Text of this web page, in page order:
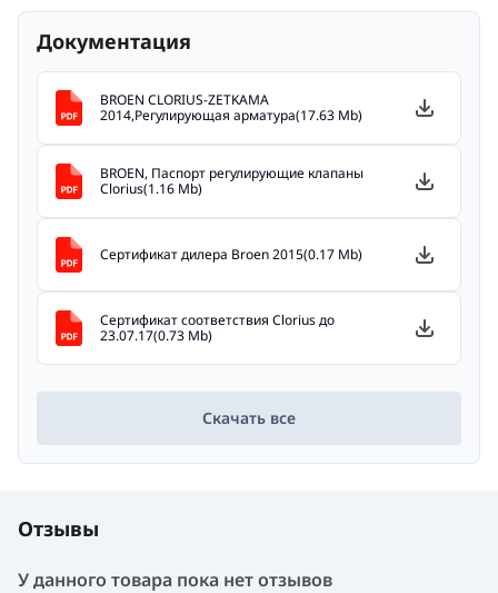
Документация
BROEN CLORIUS-ZETKAMA
2014,Регулирующая арматура(17.63 Mb)
BROEN, Паспорт регулирующие клапаны
Clorius(1.16 Mb)
Сертификат дилера Broen 2015(0.17 Mb)
Сертификат соответствия Clorius до
23.07.17(0.73 Mb)
Скачать все
Отзывы
У данного товара пока нет отзывов